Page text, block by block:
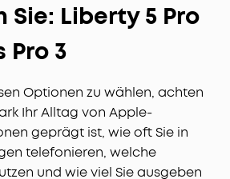
Sie: Liberty 5 Pro
Pro 3
Optionen zu wählen, achten
Ihr Alltag von Apple-
geprägt ist, wie oft Sie in
telefonieren, welche
und wie viel Sie ausgeben